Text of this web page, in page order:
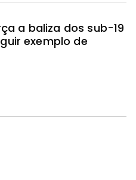
a baliza dos sub-19
exemplo de